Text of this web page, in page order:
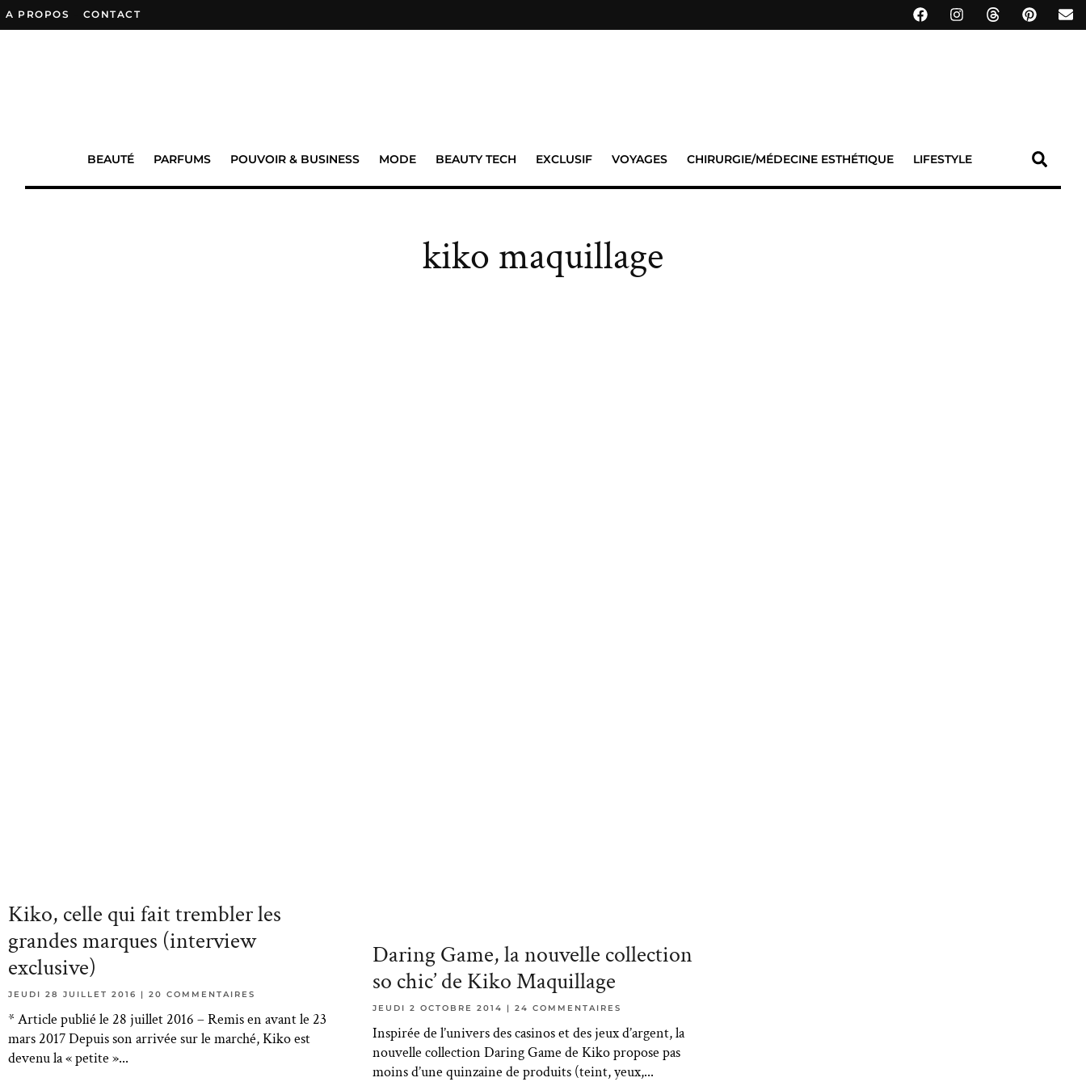
A PROPOS CONTACT
BEAUTÉ PARFUMS POUVOIR & BUSINESS MODE BEAUTY TECH EXCLUSIF VOYAGES CHIRURGIE/MÉDECINE ESTHÉTIQUE LIFESTYLE
kiko maquillage
Kiko, celle qui fait trembler les
grandes marques (interview
exclusive)
JEUDI 28 JUILLET 2016 20 COMMENTAIRES
* Article publié le 28 juillet 2016 – Remis en avant le 23
mars 2017 Depuis son arrivée sur le marché, Kiko est
devenu la « petite »
Daring Game, la nouvelle collection
so chic’ de Kiko Maquillage
JEUDI 2 OCTOBRE 2014 24 COMMENTAIRES
Inspirée de l’univers des casinos et des jeux d’argent, la
nouvelle collection Daring Game de Kiko propose pas
moins d’une quinzaine de produits (teint, yeux,